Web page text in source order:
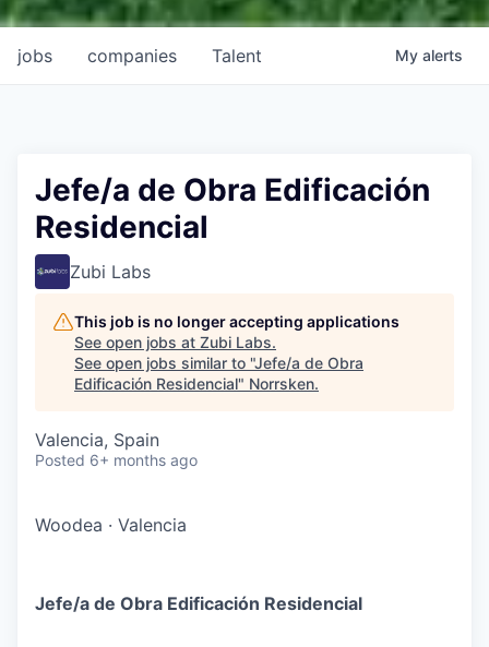
jobs companies Talent My alerts
Jefe/a de Obra Edificación
Residencial
Zubi Labs
This job is no longer accepting applications
See open jobs at Zubi Labs.
See open jobs similar to "Jefe/a de Obra
Edificación Residencial" Norrsken.
Valencia, Spain
Posted 6+ months ago
Woodea · Valencia
Jefe/a de Obra Edificación Residencial